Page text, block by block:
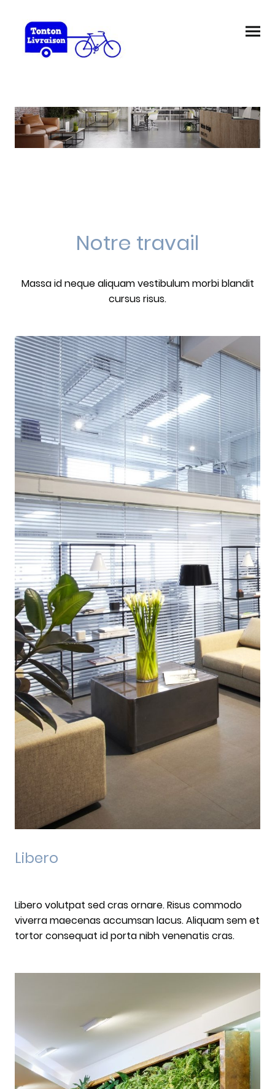
Notre travail
Massa id neque aliquam vestibulum morbi blandit
cursus risus.
Libero
Libero volutpat sed cras ornare. Risus commodo
viverra maecenas accumsan lacus. Aliquam sem et
tortor consequat id porta nibh venenatis cras.